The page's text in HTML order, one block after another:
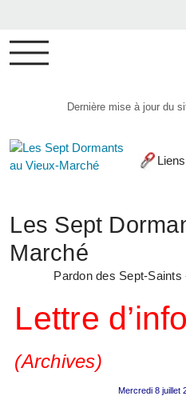
Dernière mise à jour du
Liens
Les Sept
Marché
Pardon des Sept-
Lettre
(Archives)
Mercredi 8 juillet